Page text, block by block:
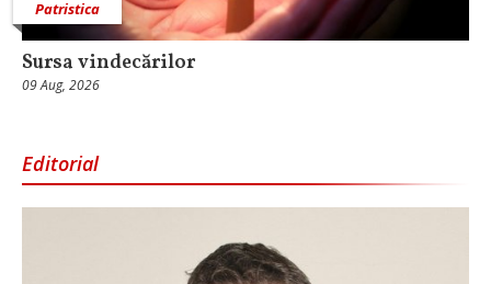
Patristica
Sursa vindecărilor
09 Aug, 2026
Editorial